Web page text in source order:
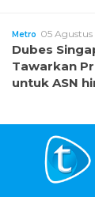
Metro 05 Agustus
Dubes
Tawarkan
untuk ASN